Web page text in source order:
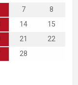
7
8
14
15
21
22
28